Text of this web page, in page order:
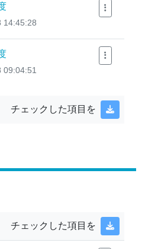
14:45:28
09:04:51
チェックした項目を
チェックした項目を